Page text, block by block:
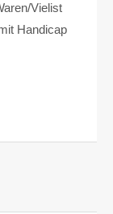
Vielist
Handicap